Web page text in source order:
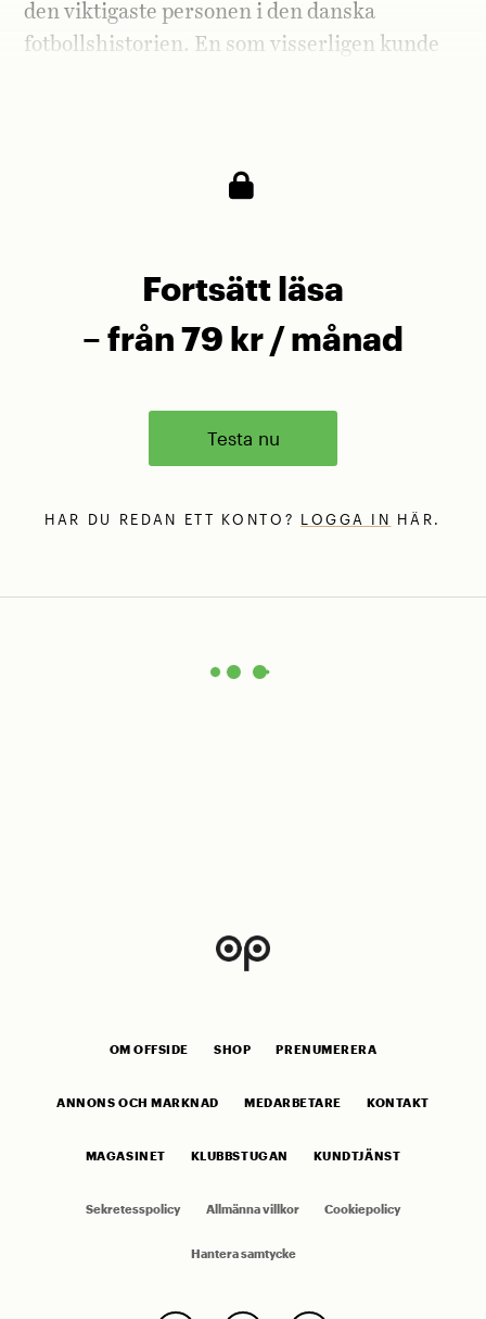
den viktigaste personen i den danska
fotbollshistorien. En som visserligen kunde
Fortsätt läsa
– från 79 kr / månad
Testa nu
HAR DU REDAN ETT KONTO? LOGGA IN HÄR.
OM OFFSIDE SHOP PRENUMERERA
ANNONS OCH MARKNAD MEDARBETARE KONTAKT
MAGASINET KLUBBSTUGAN KUNDTJÄNST
Sekretesspolicy Allmänna villkor Cookiepolicy
Hantera samtycke